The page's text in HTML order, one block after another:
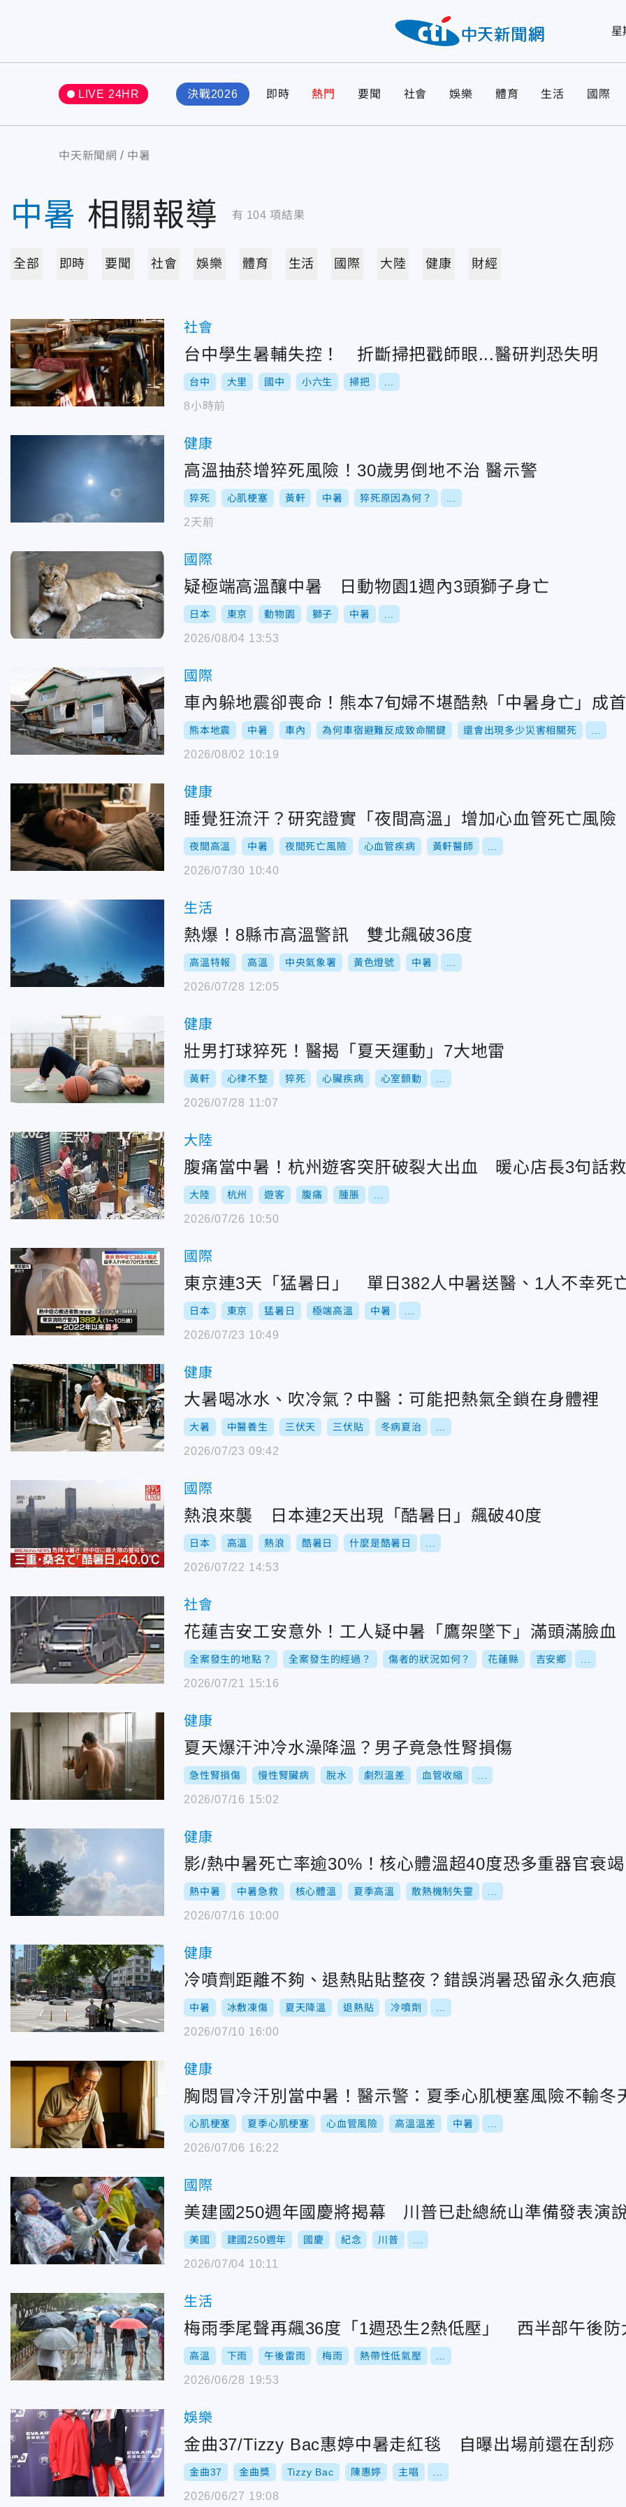
星
LIVE 24HR 決戰2026 即時 熱門 要聞 社會 娛樂 體育 生活 國際
中天新聞網 中暑
中暑 相關報導 有 104 項結果
全部 即時 要聞 社會 娛樂 體育 生活 國際 大陸 健康 財經
社會
台中學生暑輔失控！ 折斷掃把戳師眼...醫研判恐失明
台中 大里 國中 小六生 掃把
8小時前
健康
高溫抽菸增猝死風險！30歲男倒地不治 醫示警
猝死 心肌梗塞 黃軒 中暑 猝死原因為何？
2天前
國際
疑極端高溫釀中暑 日動物園1週內3頭獅子身亡
日本 東京 動物園 獅子 中暑
2026/08/04 13:53
國際
車內躲地震卻喪命！熊本7旬婦不堪酷熱「中暑身亡」成
熊本地震 中暑 車內 為何車宿避難反成致命關鍵 還會出現多少災害相關死
2026/08/02 10:19
健康
睡覺狂流汗？研究證實「夜間高溫」增加心血管死亡風險
夜間高溫 中暑 夜間死亡風險 心血管疾病 黃軒醫師
2026/07/30 10:40
生活
熱爆！8縣市高溫警訊 雙北飆破36度
高溫特報 高溫 中央氣象署 黃色燈號 中暑
2026/07/28 12:05
健康
壯男打球猝死！醫揭「夏天運動」7大地雷
黃軒 心律不整 猝死 心臟疾病 心室顫動
2026/07/28 11:07
大陸
腹痛當中暑！杭州遊客突肝破裂大出血 暖心店長3句話
大陸 杭州 遊客 腹痛 腫脹
2026/07/26 10:50
國際
東京連3天「猛暑日」 單日382人中暑送醫、1人不幸死
日本 東京 猛暑日 極端高溫 中暑
2026/07/23 10:49
健康
大暑喝冰水、吹冷氣？中醫：可能把熱氣全鎖在身體裡
大暑 中醫養生 三伏天 三伏貼 冬病夏治
2026/07/23 09:42
國際
熱浪來襲 日本連2天出現「酷暑日」飆破40度
日本 高溫 熱浪 酷暑日 什麼是酷暑日
2026/07/22 14:53
社會
花蓮吉安工安意外！工人疑中暑「鷹架墜下」滿頭滿臉血
全案發生的地點？ 全案發生的經過？ 傷者的狀況如何？ 花蓮縣 吉安鄉
2026/07/21 15:16
健康
夏天爆汗沖冷水澡降溫？男子竟急性腎損傷
急性腎損傷 慢性腎臟病 脫水 劇烈溫差 血管收縮
2026/07/16 15:02
健康
影/熱中暑死亡率逾30%！核心體溫超40度恐多重器官衰竭
熱中暑 中暑急救 核心體溫 夏季高溫 散熱機制失靈
2026/07/16 10:00
健康
冷噴劑距離不夠、退熱貼貼整夜？錯誤消暑恐留永久疤痕
中暑 冰敷凍傷 夏天降溫 退熱貼 冷噴劑
2026/07/10 16:00
健康
胸悶冒冷汗別當中暑！醫示警：夏季心肌梗塞風險不輸冬
心肌梗塞 夏季心肌梗塞 心血管風險 高溫溫差 中暑
2026/07/06 16:22
國際
美建國250週年國慶將揭幕 川普已赴總統山準備發表演
美國 建國250週年 國慶 紀念 川普
2026/07/04 10:11
生活
梅雨季尾聲再飆36度「1週恐生2熱低壓」 西半部午後防
高溫 下雨 午後雷雨 梅雨 熱帶性低氣壓
2026/06/28 19:53
娛樂
金曲37/Tizzy Bac惠婷中暑走紅毯 自曝出場前還在刮痧
金曲37 金曲獎 Tizzy Bac 陳惠婷 主唱
2026/06/27 19:08